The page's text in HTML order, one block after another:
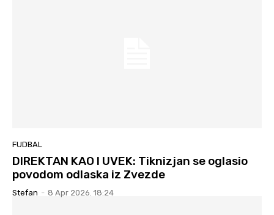
FUDBAL
DIREKTAN KAO I UVEK: Tiknizjan se oglasio
povodom odlaska iz Zvezde
Stefan - 8 Apr 2026. 18:24